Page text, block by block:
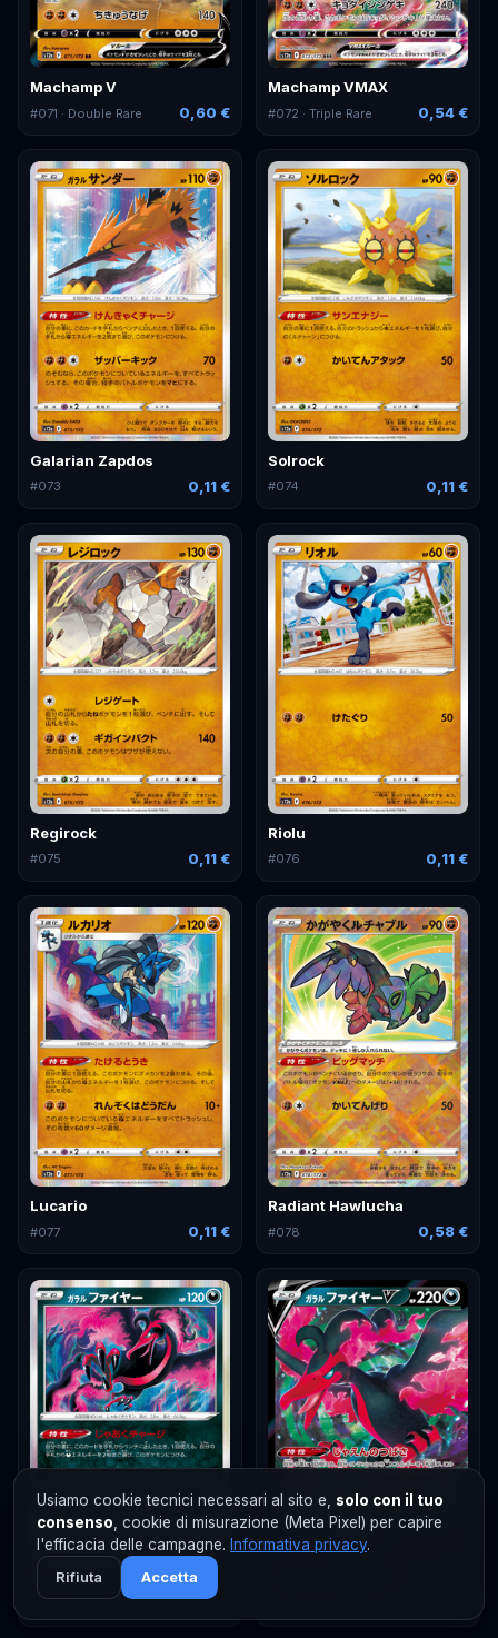
Machamp V
#071 · Double Rare 0,60 €
Machamp VMAX
#072 · Triple Rare 0,54 €
Galarian Zapdos
#073 0,11 €
Solrock
#074 0,11 €
Regirock
#075 0,11 €
Riolu
#076 0,11 €
Lucario
#077 0,11 €
Radiant Hawlucha
#078 0,58 €
Galarian Moltres
079 0,11 €
Usiamo cookie tecnici necessari al sito e, solo con il tuo
consenso , cookie di misurazione (Meta Pixel) per capire
l'efficacia delle campagne. Informativa privacy.
Rifiuta
Accetta